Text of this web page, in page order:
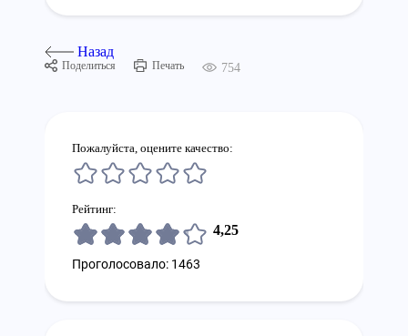
Назад
Поделиться Печать 754
Пожалуйста, оцените качество:
Рейтинг:
4,25
Проголосовало: 1463